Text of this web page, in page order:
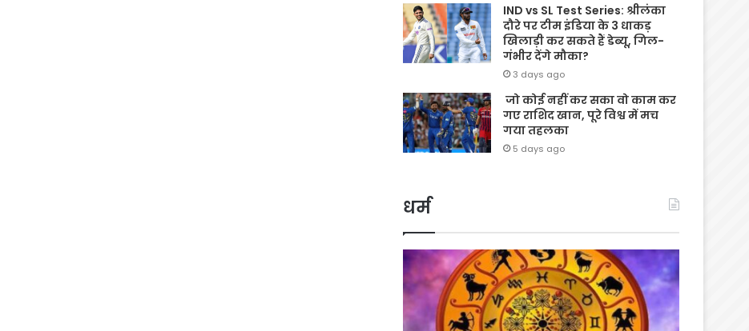
IND vs SL Test Series: श्रीलंका
दौरे पर टीम इंडिया के 3 धाकड़
खिलाड़ी कर सकते हैं डेब्यू, गिल-
गंभीर देंगे मौका?
3 days ago
जो कोई नहीं कर सका वो काम कर
गए राशिद खान, पूरे विश्व में मच
गया तहलका
5 days ago
धर्म